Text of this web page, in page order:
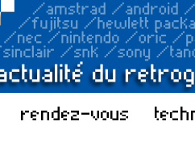
rendez-vous